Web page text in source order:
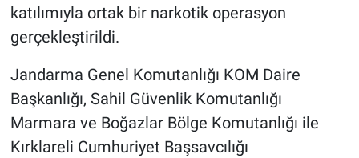
katılımıyla ortak bir narkotik operasyon
gerçekleştirildi.
Jandarma Genel Komutanlığı KOM Daire
Başkanlığı, Sahil Güvenlik Komutanlığı
Marmara ve Boğazlar Bölge Komutanlığı ile
Kırklareli Cumhuriyet Başsavcılığı